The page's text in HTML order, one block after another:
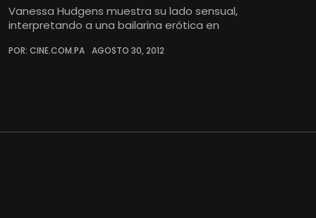
Vanessa Hudgens muestra su lado sensual,
interpretando a una bailarina erótica en
POR: CINE.COM.PA AGOSTO 30, 2012